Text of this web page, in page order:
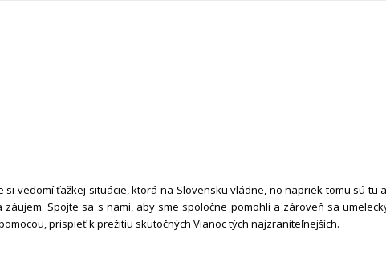
si vedomí ťažkej situácie, ktorá na Slovensku vládne, no napriek tomu sú tu
Spojte sa s nami, aby sme spoločne pomohli a zároveň sa
prispieť k prežitiu skutočných Vianoc tých najzraniteľnejších.